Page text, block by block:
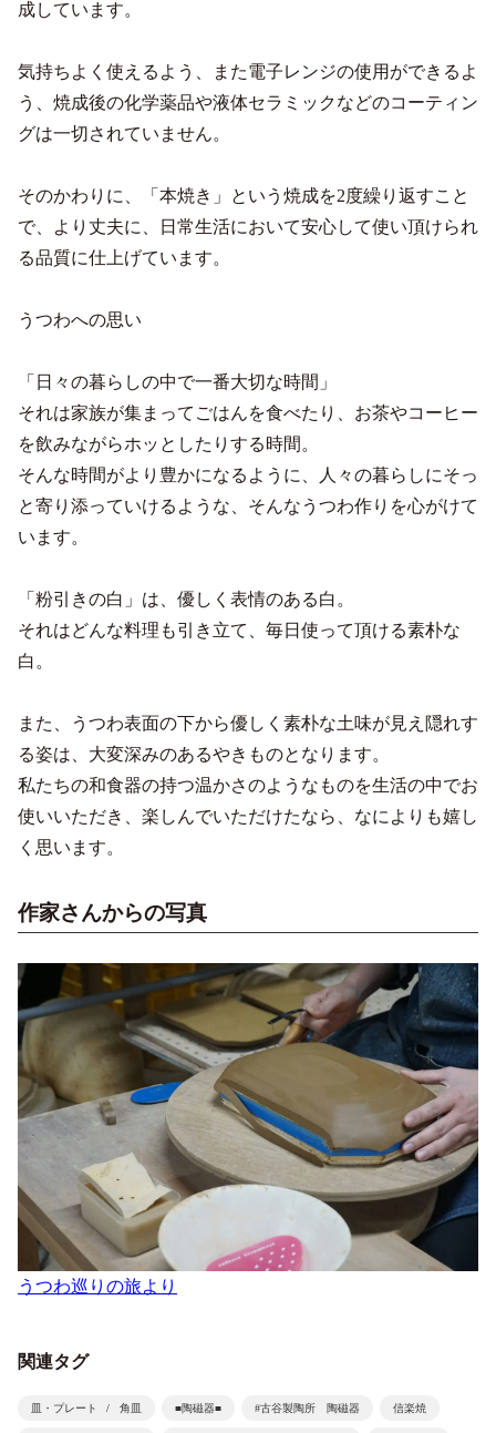
成しています。
気持ちよく使えるよう、また電子レンジの使用ができるよ
う、焼成後の化学薬品や液体セラミックなどのコーティン
グは一切されていません。
そのかわりに、「本焼き」という焼成を2度繰り返すこと
で、より丈夫に、日常生活において安心して使い頂けられ
る品質に仕上げています。
うつわへの思い
「日々の暮らしの中で一番大切な時間」
それは家族が集まってごはんを食べたり、お茶やコーヒー
を飲みながらホッとしたりする時間。
そんな時間がより豊かになるように、人々の暮らしにそっ
と寄り添っていけるような、そんなうつわ作りを心がけて
います。
「粉引きの白」は、優しく表情のある白。
それはどんな料理も引き立て、毎日使って頂ける素朴な
白。
また、うつわ表面の下から優しく素朴な土味が見え隠れす
る姿は、大変深みのあるやきものとなります。
私たちの和食器の持つ温かさのようなものを生活の中でお
使いいただき、楽しんでいただけたなら、なによりも嬉し
く思います。
作家さんからの写真
うつわ巡りの旅より
関連タグ
皿・プレート 角皿 ■陶磁器■ #古谷製陶所 陶磁器 信楽焼